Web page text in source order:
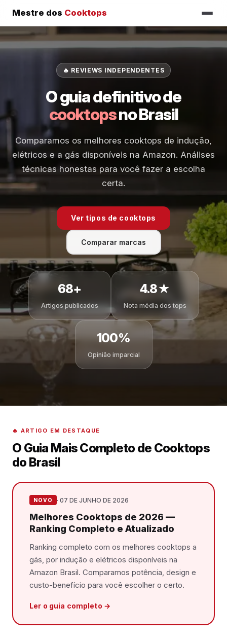
Mestre dos Cooktops
🔥 REVIEWS INDEPENDENTES
O guia definitivo de
cooktopsno Brasil
Comparamos os melhores cooktops de indução,
elétricos e a gás disponíveis na Amazon. Análises
técnicas honestas para você fazer a escolha
certa.
Ver tipos de cooktops
Comparar marcas
68+
Artigos publicados
4.8★
Nota média dos tops
100%
Opinião imparcial
🔥 ARTIGO EM DESTAQUE
O Guia Mais Completo de Cooktops
do Brasil
NOVO · 07 DE JUNHO DE 2026
Melhores Cooktops de 2026 —
Ranking Completo e Atualizado
Ranking completo com os melhores cooktops a
gás, por indução e elétricos disponíveis na
Amazon Brasil. Comparamos potência, design e
custo-benefício para você escolher o certo.
Ler o guia completo →